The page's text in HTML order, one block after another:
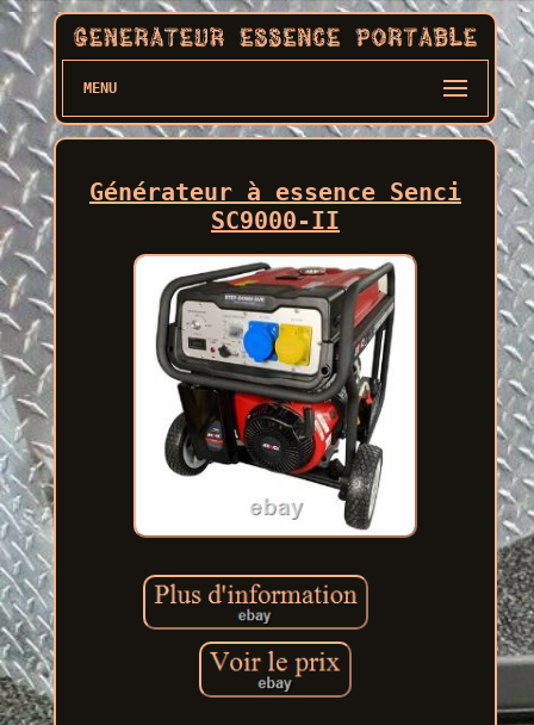
MENU
Générateur à essence Senci
SC9000-II